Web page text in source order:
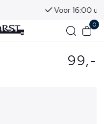
morgen in huis!
0
99,-